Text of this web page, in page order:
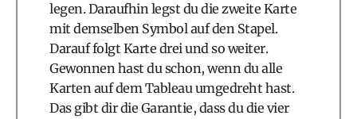
legen. Daraufhin legst du die zweite Karte
mit demselben Symbol auf den Stapel.
Darauf folgt Karte drei und so weiter.
Gewonnen hast du schon, wenn du alle
Karten auf dem Tableau umgedreht hast.
Das gibt dir die Garantie, dass du die vier